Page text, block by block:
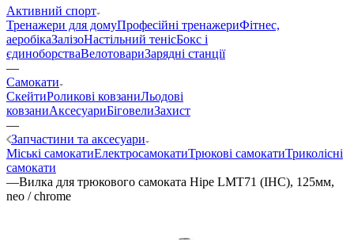
Активний спорт
Тренажери для домуПрофесійні тренажериФітнес,
аеробікаЗалізоНастільний тенісБокс і
єдиноборстваВелотовариЗарядні станції
—
Самокати
СкейтиРоликові ковзаниЛьодові
ковзаниАксесуариБіговелиЗахист
—
Запчастини та аксесуари
Міські самокатиЕлектросамокатиТрюкові самокатиТриколісні
самокати
—Вилка для трюкового самоката Hipe LMT71 (IHC), 125мм,
neo / chrome